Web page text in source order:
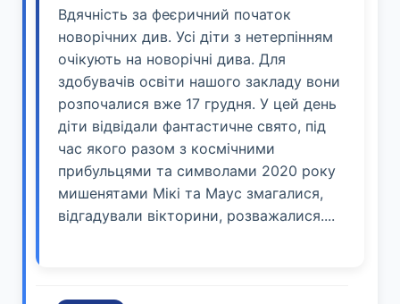
Вдячність за феєричний початок
новорічних див. Усі діти з нетерпінням
очікують на новорічні дива. Для
здобувачів освіти нашого закладу вони
розпочалися вже 17 грудня. У цей день
діти відвідали фантастичне свято, під
час якого разом з космічними
прибульцями та символами 2020 року
мишенятами Мікі та Маус змагалися,
відгадували вікторини, розважалися....